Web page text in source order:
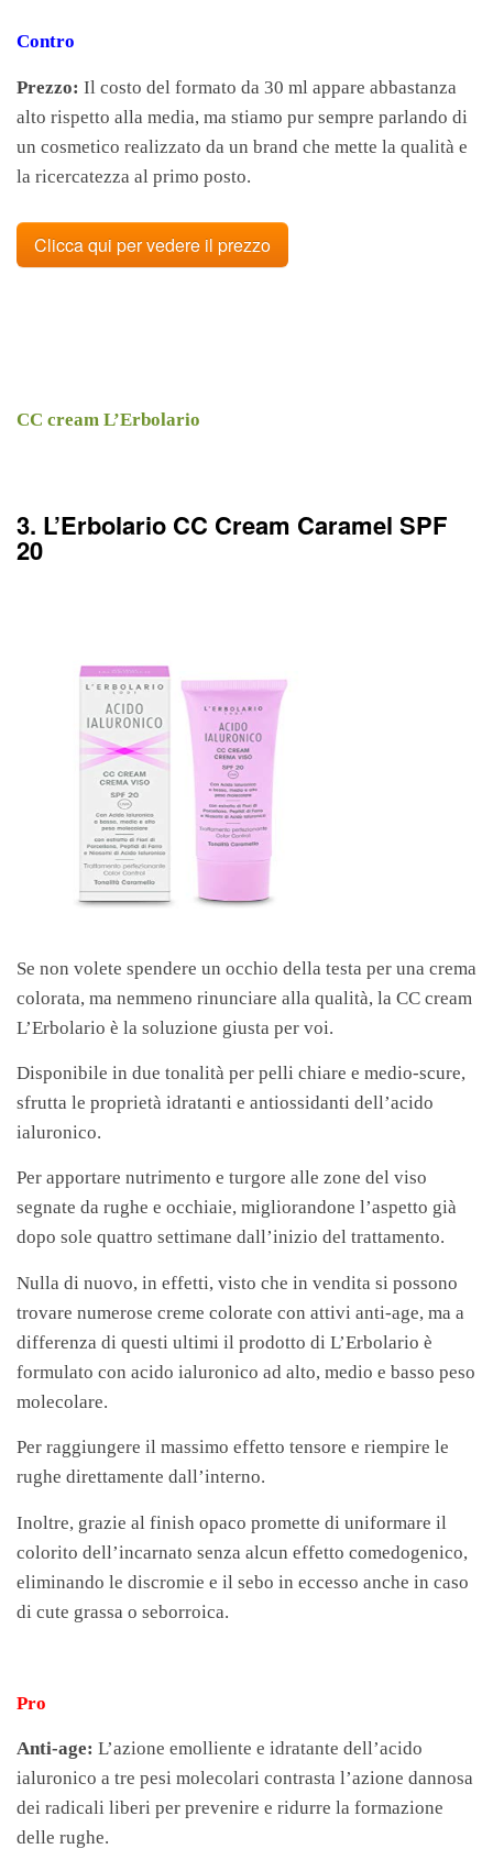
Contro
Prezzo: Il costo del formato da 30 ml appare abbastanza
alto rispetto alla media, ma stiamo pur sempre parlando di
un cosmetico realizzato da un brand che mette la qualità e
la ricercatezza al primo posto.
Clicca qui per vedere il prezzo
CC cream L’Erbolario
3. L’Erbolario CC Cream Caramel SPF
20
Se non volete spendere un occhio della testa per una crema
colorata, ma nemmeno rinunciare alla qualità, la CC cream
L’Erbolario è la soluzione giusta per voi.
Disponibile in due tonalità per pelli chiare e medio-scure,
sfrutta le proprietà idratanti e antiossidanti dell’acido
ialuronico.
Per apportare nutrimento e turgore alle zone del viso
segnate da rughe e occhiaie, migliorandone l’aspetto già
dopo sole quattro settimane dall’inizio del trattamento.
Nulla di nuovo, in effetti, visto che in vendita si possono
trovare numerose creme colorate con attivi anti-age, ma a
differenza di questi ultimi il prodotto di L’Erbolario è
formulato con acido ialuronico ad alto, medio e basso peso
molecolare.
Per raggiungere il massimo effetto tensore e riempire le
rughe direttamente dall’interno.
Inoltre, grazie al finish opaco promette di uniformare il
colorito dell’incarnato senza alcun effetto comedogenico,
eliminando le discromie e il sebo in eccesso anche in caso
di cute grassa o seborroica.
Pro
Anti-age: L’azione emolliente e idratante dell’acido
ialuronico a tre pesi molecolari contrasta l’azione dannosa
dei radicali liberi per prevenire e ridurre la formazione
delle rughe.